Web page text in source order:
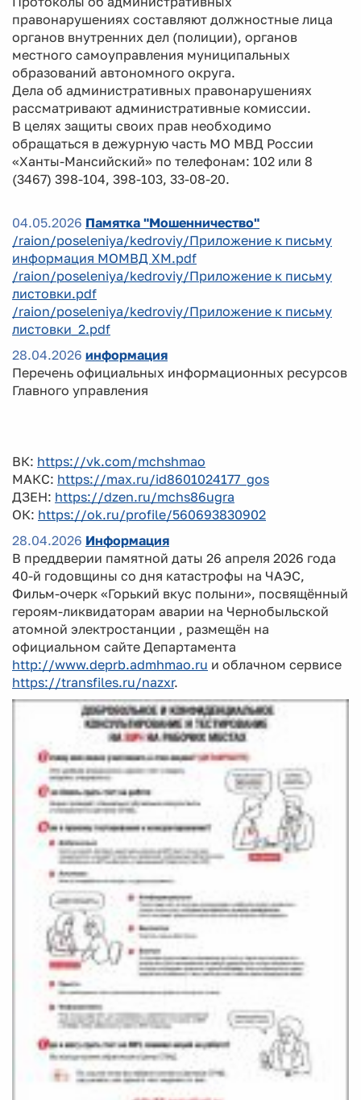
правонарушениях составляют должностные лица
органов внутренних дел (полиции), органов
местного самоуправления муниципальных
образований автономного округа.
Дела об административных правонарушениях
рассматривают административные комиссии.
В целях защиты своих прав необходимо
обращаться в дежурную часть МО МВД России
«Ханты-Мансийский» по телефонам: 102 или 8
(3467) 398-104, 398-103, 33-08-20.
04.05.2026 Памятка "Мошенничество"
/raion/poseleniya/kedroviy/Приложение к письму
информация МОМВД ХМ.pdf
/raion/poseleniya/kedroviy/Приложение к письму
листовки.pdf
/raion/poseleniya/kedroviy/Приложение к письму
листовки_2.pdf
28.04.2026 информация
Перечень официальных информационных ресурсов
Главного управления
ВК: https://vk.com/mchshmao
МАКС: https://max.ru/id8601024177_gos
ДЗЕН: https://dzen.ru/mchs86ugra
ОК: https://ok.ru/profile/560693830902
28.04.2026 Информация
В преддверии памятной даты 26 апреля 2026 года
40-й годовщины со дня катастрофы на ЧАЭС,
Фильм-очерк «Горький вкус полыни», посвящённый
героям-ликвидаторам аварии на Чернобыльской
атомной электростанции , размещён на
официальном сайте Департамента
http://www.deprb.admhmao.ru и облачном сервисе
https://transfiles.ru/nazxr.